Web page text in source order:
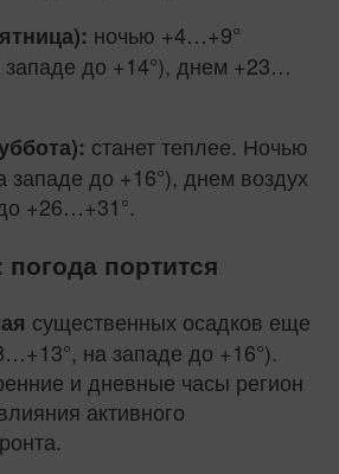
ночью +4…+9°
западе до +14°), днем +23…
станет теплее. Ночью
до +16°), днем воздух
+26…+31°.
портится
существенных осадков еще
на западе до +16°).
и дневные часы регион
активного